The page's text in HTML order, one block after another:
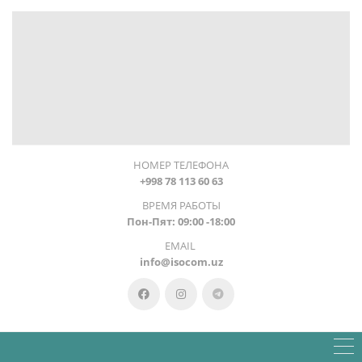
НОМЕР ТЕЛЕФОНА
+998 78 113 60 63
ВРЕМЯ РАБОТЫ
Пон-Пят: 09:00 -18:00
EMAIL
info@isocom.uz